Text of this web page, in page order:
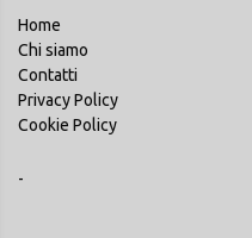
Home
Chi siamo
Contatti
Privacy Policy
Cookie Policy
-